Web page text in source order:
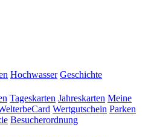
Hochwasser Geschichte
Tageskarten Jahreskarten Meine
Wertgutschein Parken
Besucherordnung